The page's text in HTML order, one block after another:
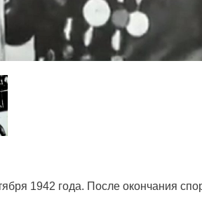
1942 года. После окончания